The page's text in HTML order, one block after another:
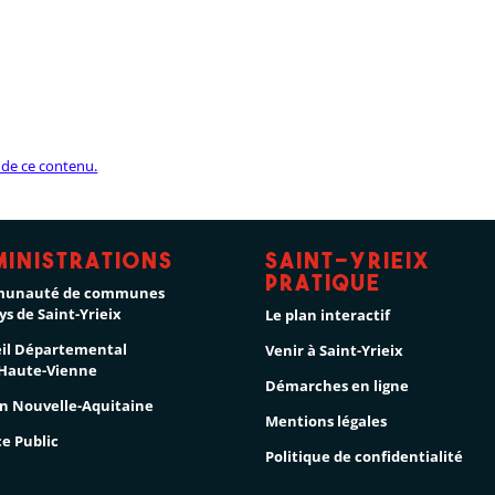
de communes
de Saint-Yrieix
Départemental
Vienne
Nouvelle-Aquitaine
Public
Saint-Yrieix
pratique
Le plan interactif
Venir à Saint-Yrieix
Démarches en ligne
Mentions légales
Politique de confidentialité